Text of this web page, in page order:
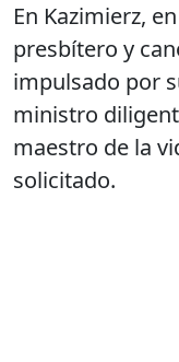
En Kazimierz,
presbítero y
impulsado por
ministro
maestro de la
solicitado.